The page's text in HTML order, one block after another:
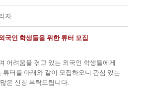
자
국인 학생들을 위한 튜터 모집
어려움을 겪고 있는 외국인 학생들에게
튜터를 아래와 같이 모집하오니 관심 있는
은 신청 부탁드립니다.